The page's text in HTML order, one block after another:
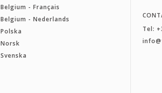
Belgium - Français
Belgium - Nederlands
Polska
Norsk
Svenska
Tel: